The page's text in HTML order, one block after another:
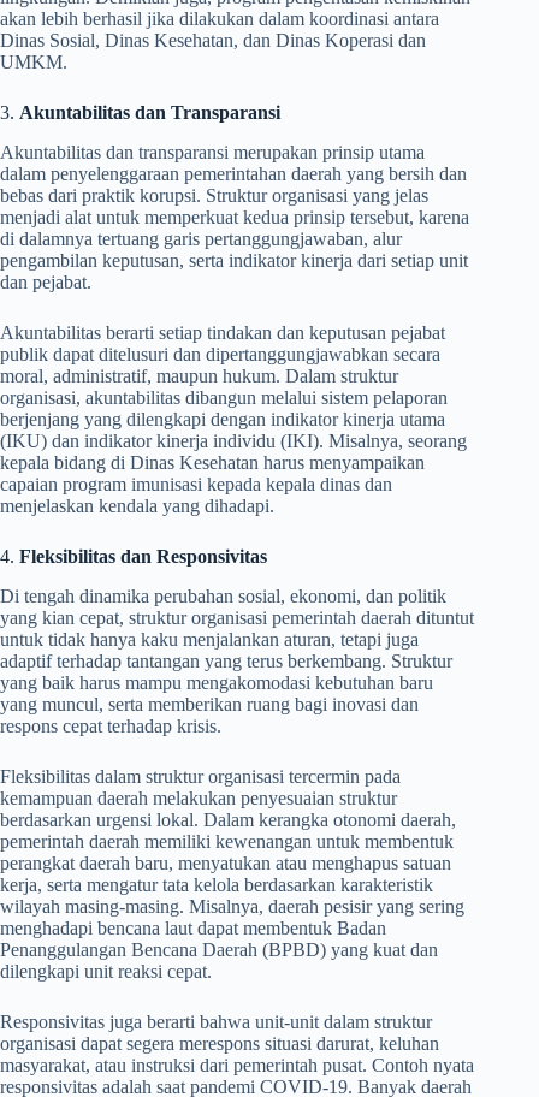
akan lebih berhasil jika dilakukan dalam koordinasi antara
Dinas Sosial, Dinas Kesehatan, dan Dinas Koperasi dan
UMKM.
3. Akuntabilitas dan Transparansi
Akuntabilitas dan transparansi merupakan prinsip utama
dalam penyelenggaraan pemerintahan daerah yang bersih dan
bebas dari praktik korupsi. Struktur organisasi yang jelas
menjadi alat untuk memperkuat kedua prinsip tersebut, karena
di dalamnya tertuang garis pertanggungjawaban, alur
pengambilan keputusan, serta indikator kinerja dari setiap unit
dan pejabat.
Akuntabilitas berarti setiap tindakan dan keputusan pejabat
publik dapat ditelusuri dan dipertanggungjawabkan secara
moral, administratif, maupun hukum. Dalam struktur
organisasi, akuntabilitas dibangun melalui sistem pelaporan
berjenjang yang dilengkapi dengan indikator kinerja utama
(IKU) dan indikator kinerja individu (IKI). Misalnya, seorang
kepala bidang di Dinas Kesehatan harus menyampaikan
capaian program imunisasi kepada kepala dinas dan
menjelaskan kendala yang dihadapi.
4. Fleksibilitas dan Responsivitas
Di tengah dinamika perubahan sosial, ekonomi, dan politik
yang kian cepat, struktur organisasi pemerintah daerah dituntut
untuk tidak hanya kaku menjalankan aturan, tetapi juga
adaptif terhadap tantangan yang terus berkembang. Struktur
yang baik harus mampu mengakomodasi kebutuhan baru
yang muncul, serta memberikan ruang bagi inovasi dan
respons cepat terhadap krisis.
Fleksibilitas dalam struktur organisasi tercermin pada
kemampuan daerah melakukan penyesuaian struktur
berdasarkan urgensi lokal. Dalam kerangka otonomi daerah,
pemerintah daerah memiliki kewenangan untuk membentuk
perangkat daerah baru, menyatukan atau menghapus satuan
kerja, serta mengatur tata kelola berdasarkan karakteristik
wilayah masing-masing. Misalnya, daerah pesisir yang sering
menghadapi bencana laut dapat membentuk Badan
Penanggulangan Bencana Daerah (BPBD) yang kuat dan
dilengkapi unit reaksi cepat.
Responsivitas juga berarti bahwa unit-unit dalam struktur
organisasi dapat segera merespons situasi darurat, keluhan
masyarakat, atau instruksi dari pemerintah pusat. Contoh nyata
responsivitas adalah saat pandemi COVID-19. Banyak daerah